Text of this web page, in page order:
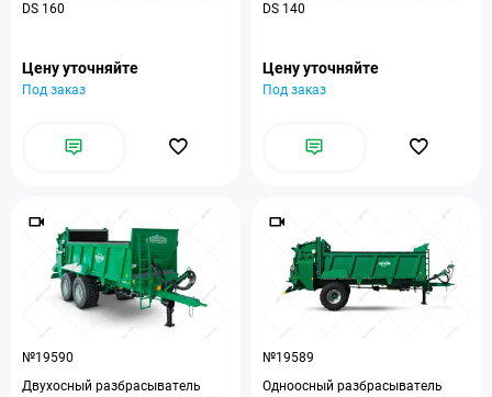
DS 160
Цену уточняйте
Под заказ
DS 140
Цену уточняйте
Под заказ
№19590
Двухосный разбрасыватель
№19589
Одноосный разбрасыватель